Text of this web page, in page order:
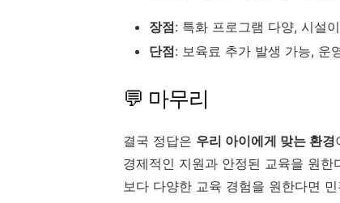
장점: 특화 프로그램 다양, 시설
단점: 보육료 추가 발생 가능, 운
💬 마무리
결국 정답은 우리 아이에게 맞는 환경
경제적인 지원과 안정된 교육을 원한
보다 다양한 교육 경험을 원한다면